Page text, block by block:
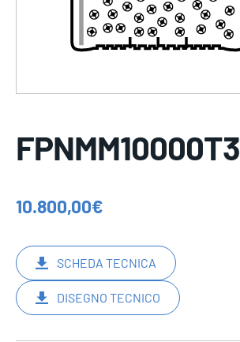
FPNMM10000T3
10.800,00€
SCHEDA TECNICA
DISEGNO TECNICO